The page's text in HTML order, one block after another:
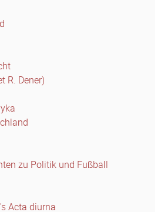
R. Dener)
zu Politik und Fußball
Acta diurna